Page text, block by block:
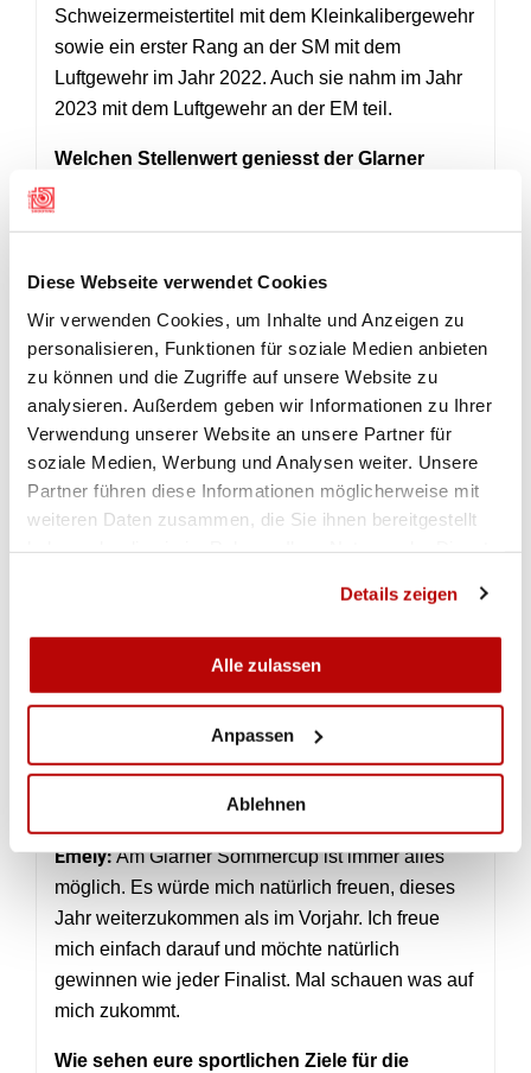
Diese Webseite verwendet Cookies
Wir verwenden Cookies, um Inhalte und Anzeigen zu
personalisieren, Funktionen für soziale Medien anbieten
zu können und die Zugriffe auf unsere Website zu
analysieren. Außerdem geben wir Informationen zu Ihrer
Verwendung unserer Website an unsere Partner für
soziale Medien, Werbung und Analysen weiter. Unsere
Partner führen diese Informationen möglicherweise mit
weiteren Daten zusammen, die Sie ihnen bereitgestellt
Details zeigen
Alle zulassen
Anpassen
Ablehnen
Schweizermeistertitel mit dem Kleinkalibergewehr
sowie ein erster Rang an der SM mit dem
Luftgewehr im Jahr 2022. Auch sie nahm im Jahr
2023 mit dem Luftgewehr an der EM teil.
Welchen Stellenwert geniesst der Glarner
einem perfekten Zeitpunkt des Jahres statt und
bietet einen super Einstieg in die Luftgewehr
Saison.Somit darf er in meiner Wettkampfplanung
nie fehlen.
Emely:Der Glarner Sommercup bereitet mir sehr
viel Freude und Spass. Da ich am Finaltag lernen
kann mit Nervosität umzugehen, ist es mir wichtig,
dass ich dort teilnehmen kann. Mit diesem
Wettkampf kann ich mich besser auf die
bevorstehende Saison vorbereiten.
Welche Chance rechnet Ihr euch am Glarner
Sommercupfinal aus?
Sich Chancen auszumalen finde ich
persönlich schwierig. Wie es der Name schon
sagt, bietet dieser Cup Modus Chancen für jeden.
Das ist genau das, was ich am Glarner
Sommercup so schätze. Jeder hat eine Chance
.
Emely:Am Glarner Sommercup ist immer alles
möglich. Es würde mich natürlich freuen, dieses
Jahr weiterzukommen als im Vorjahr. Ich freue
mich einfach darauf und möchte natürlich
gewinnen wie jeder Finalist. Mal schauen was auf
mich zukommt.
Wie sehen eure sportlichen Ziele für die